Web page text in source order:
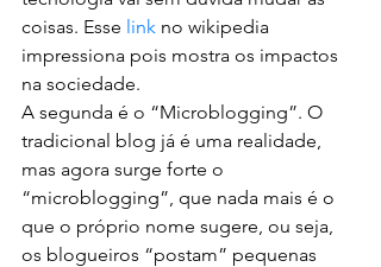
coisas. Esse link no wikipedia
impressiona pois mostra os impactos
na sociedade.
A segunda é o “Microblogging”. O
tradicional blog já é uma realidade,
mas agora surge forte o
“microblogging”, que nada mais é o
que o próprio nome sugere, ou seja,
os blogueiros “postam” pequenas